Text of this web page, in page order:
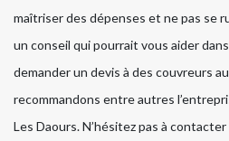
maîtriser des dépenses et ne pas se
un conseil qui pourrait vous aider
demander un devis à des couvreurs
recommandons entre autres
Les Daours. N’hésitez pas à